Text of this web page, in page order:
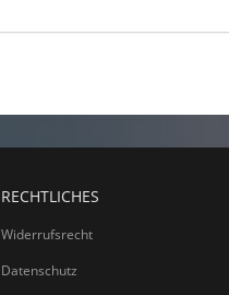
RECHTLICHES
Widerrufsrecht
Datenschutz